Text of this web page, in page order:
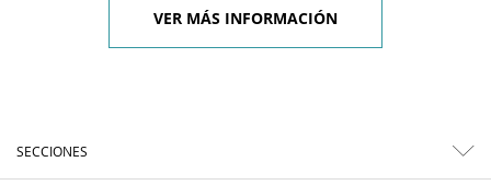
VER MÁS INFORMACIÓN
SECCIONES